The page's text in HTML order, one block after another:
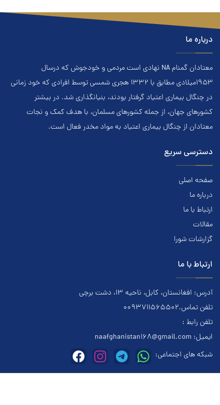
درباره ما
معتادان گمنام NA نهادي است مردمي و خودجوش که درسال
۱۹۵۳ميلادي مطابق با ۱۳۳۲ هجري‌ شمسي توسط افرادي که خود زماني
در چنگال بیماری اعتياد گرفتار بودند، بنيانگذاري شد. در بيشتر
کشور‌هاي جهان، از جمله کشور‌هاي مسلمان، با هدف کمک و نجات
معتادان از چنگال بیماری اعتياد به مواد مخدر فعال است.
دسترسی سریع
صفحه اصلی
درباره ما
ارتباط با ما
مقالات
گزارشات شورا
ارتباط با ما
آدرس: افغانستان، کابل، ناحیه ۱۳، دشت برچی
تلفن تماس.0093711565502
تلفن رابط :
ایمیل: naafghanistan168@gmail.com
شبکه های اجتماعی: